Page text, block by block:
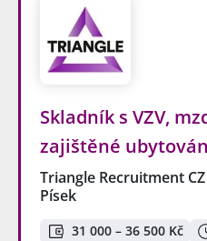
Skladník s VZV,
zajištěné
Triangle Recruitment
Písek
31 000 – 36 500 Kč